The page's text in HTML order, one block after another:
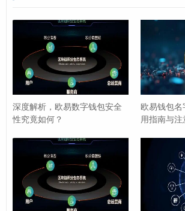
这是欧易钱包最全面、最权威的知识库
第一站。
访问方式：您可以在欧易钱包App内
口，也可以直接通过浏览器访问欧易
站，在底部导航栏找到“帮助中心”或“
内容涵盖：
帮助中心包含了海量的常
Q）、操作教程、最新公告、API文
关键词搜索，很可能在几分钟内就找
决方案。
优点：7x24小时可用，信息准确，响
深度解析，欧易数字钱包安全
性究竟如何？
欧易钱包
用指南与注